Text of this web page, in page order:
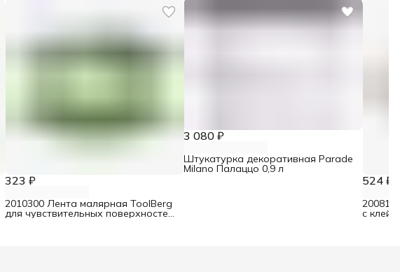
323 ₽
2010300 Лента малярная ToolBerg
для чувствительных поверхностей
3 080 ₽
Штукатурка декоративная Parade
Milano Палаццо 0,9 л
524 ₽
с